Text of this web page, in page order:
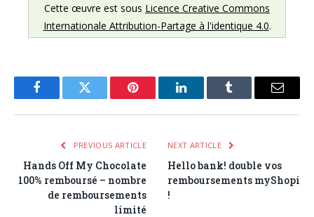
Cette œuvre est sous Licence Creative Commons
Internationale Attribution-Partage à l'identique 4.0.
FacebookTwitter Pinterest LinkedInTumblr Email
PREVIOUS ARTICLE
Hands Off My Chocolate
100% remboursé – nombre
de remboursements
limité
NEXT ARTICLE
Hello bank! double vos
remboursements myShopi
!